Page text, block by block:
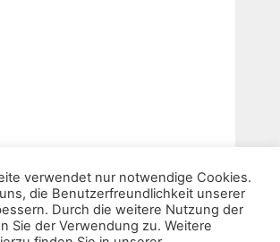
verwendet nur notwendige Cookies.
die Benutzerfreundlichkeit unserer
Durch die weitere Nutzung der
Sie der Verwendung zu. Weitere